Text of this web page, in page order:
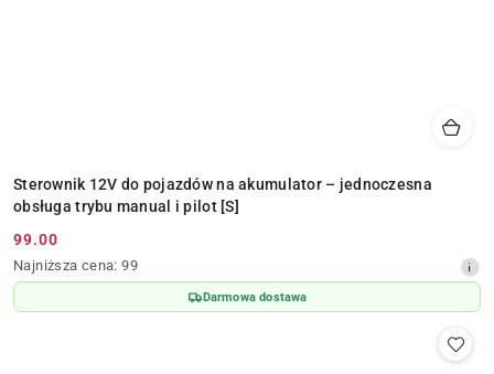
Sterownik 12V do pojazdów na akumulator – jednoczesna
obsługa trybu manual i pilot [S]
Cena
promocyjna:
99.00
Najniższa
cena
z
Najniższa cena: 99
Darmowa dostawa